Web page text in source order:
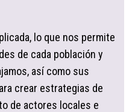
lo que nos permite
de cada población y
así como sus
crear estrategias de
de actores locales e